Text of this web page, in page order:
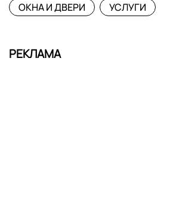
ОКНА И ДВЕРИ
УСЛУГИ
РЕКЛАМА